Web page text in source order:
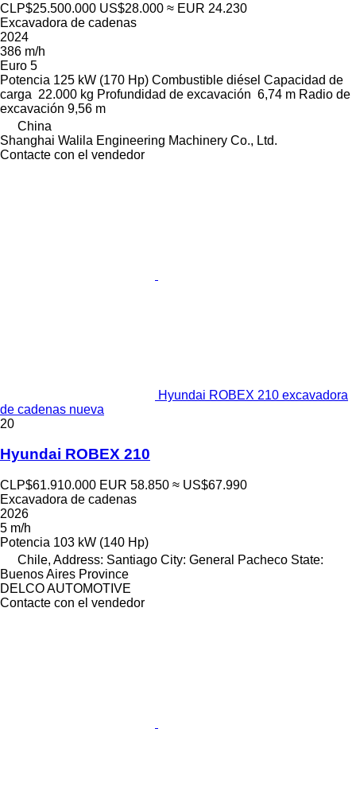
CLP$25.500.000 US$28.000 ≈ EUR 24.230
Excavadora de cadenas
2024
386 m/h
Euro 5
Potencia 125 kW (170 Hp) Combustible diésel Capacidad de
carga 22.000 kg Profundidad de excavación 6,74 m Radio de
excavación 9,56 m
China
Shanghai Walila Engineering Machinery Co., Ltd.
Contacte con el vendedor
Hyundai ROBEX 210 excavadora
de cadenas nueva
20
Hyundai ROBEX 210
CLP$61.910.000 EUR 58.850 ≈ US$67.990
Excavadora de cadenas
2026
5 m/h
Potencia 103 kW (140 Hp)
Chile, Address: Santiago City: General Pacheco State:
Buenos Aires Province
DELCO AUTOMOTIVE
Contacte con el vendedor